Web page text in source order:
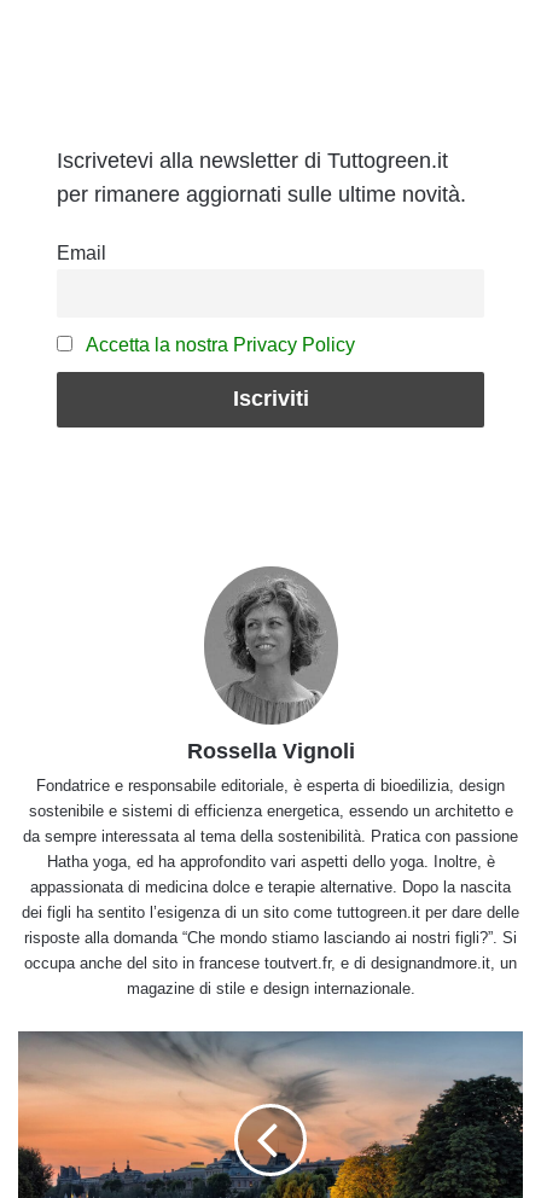
Iscrivetevi alla newsletter di Tuttogreen.it
per rimanere aggiornati sulle ultime novità.
Email
Accetta la nostra Privacy Policy
Rossella Vignoli
Fondatrice e responsabile editoriale, è esperta di bioedilizia, design
sostenibile e sistemi di efficienza energetica, essendo un architetto e
da sempre interessata al tema della sostenibilità. Pratica con passione
Hatha yoga, ed ha approfondito vari aspetti dello yoga. Inoltre, è
appassionata di medicina dolce e terapie alternative. Dopo la nascita
dei figli ha sentito l’esigenza di un sito come tuttogreen.it per dare delle
risposte alla domanda “Che mondo stiamo lasciando ai nostri figli?”. Si
occupa anche del sito in francese toutvert.fr, e di designandmore.it, un
magazine di stile e design internazionale.
Parigi
eliminato
le
auto
dal